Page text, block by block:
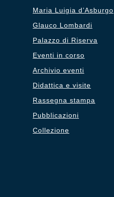
Maria Luigia d’Asburgo
Glauco Lombardi
Palazzo di Riserva
Eventi in corso
Archivio eventi
Didattica e visite
Rassegna stampa
Pubblicazioni
Collezione